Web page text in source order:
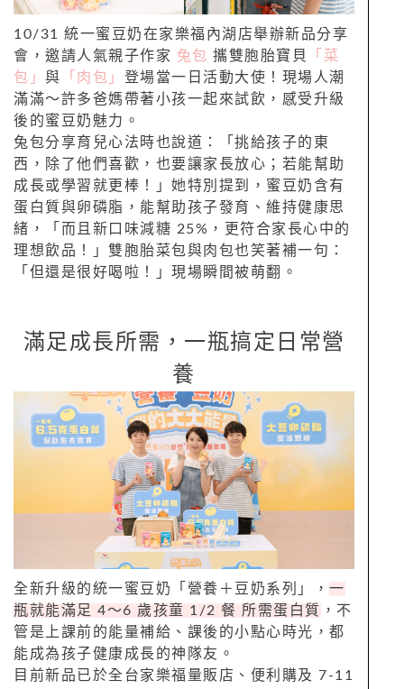
10/31 統一蜜豆奶在家樂福內湖店舉辦新品分享
會，邀請人氣親子作家 兔包 攜雙胞胎寶貝
「菜
包」 與 「肉包」 登場當一日活動大使！現場人潮
滿滿～許多爸媽帶著小孩一起來試飲，感受升級
後的蜜豆奶魅力。
兔包分享育兒心法時也說道：「挑給孩子的東
西，除了他們喜歡，也要讓家長放心；若能幫助
成長或學習就更棒！」她特別提到，蜜豆奶含有
蛋白質與卵磷脂，能幫助孩子發育、維持健康思
緒，「而且新口味減糖 25%，更符合家長心中的
理想飲品！」雙胞胎菜包與肉包也笑著補一句：
「但還是很好喝啦！」現場瞬間被萌翻。
滿足成長所需，一瓶搞定日常營
養
全新升級的統一蜜豆奶「營養＋豆奶系列」， 一
瓶就能滿足 4～6 歲孩童 1/2 餐 所需蛋白質 ，不
管是上課前的能量補給、課後的小點心時光，都
能成為孩子健康成長的神隊友。
目前新品已於全台家樂福量販店、便利購及 7-11